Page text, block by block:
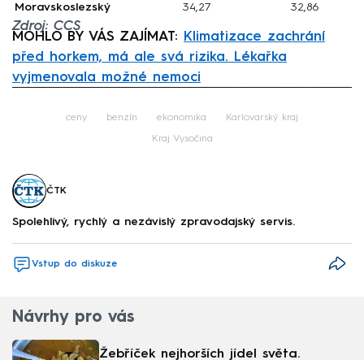
Moravskoslezský
34,27 32,86
Zdroj: CCS
MOHLO BY VÁS ZAJÍMAT:
Klimatizace zachrání
před horkem, má ale svá rizika. Lékařka
vyjmenovala možné nemoci
ceny benzín ekonomika Karlovarský kraj
Kraj Vysočina
ČTK
Spolehlivý, rychlý a nezávislý zpravodajský servis.
Vstup do diskuze
Návrhy pro vás
Žebříček nejhorších jídel světa.